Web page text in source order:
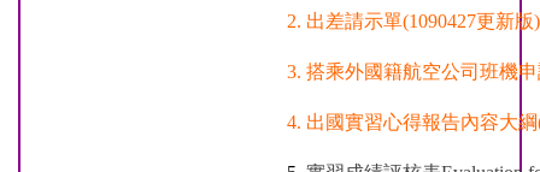
2. 出差請示單(1090427更新版)
3. 搭乘外國籍航空公司班機
4. 出國實習心得報告內容大綱